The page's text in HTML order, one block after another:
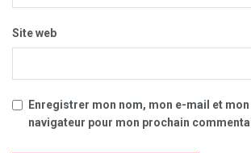
Site web
Enregistrer mon nom, mon e-mail et
navigateur pour mon prochain